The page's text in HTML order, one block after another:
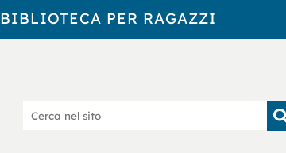
BIBLIOTECA PER RAGAZZI
Biblioteca
nel